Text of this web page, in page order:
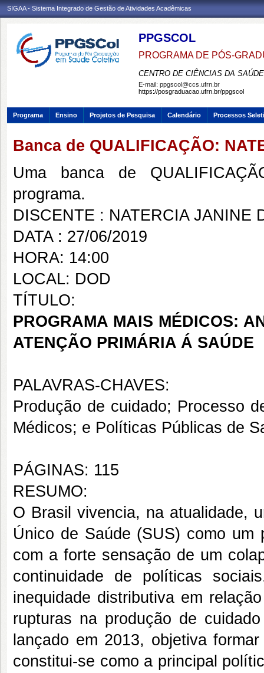
SIGAA - Sistema Integrado de Gestão de Atividades Acadêmicas
PPGSCOL
PROGRAMA DE PÓS-
CENTRO DE CIÊNCIAS DA SAÚDE
E-mail: ppgscol@ccs.ufrn.br
https://posgraduacao.ufrn.br/ppgscol
Programa Ensino Projetos de Pesquisa Calendário Processos
Banca de QUALIFICAÇÃO:
Uma banca de
programa.
DISCENTE : NATERCIA JANINE
DATA : 27/06/2019
HORA: 14:00
LOCAL: DOD
TÍTULO:
PROGRAMA MAIS MÉDICOS:
ATENÇÃO PRIMÁRIA Á SAÚDE
PALAVRAS-CHAVES:
Produção de cuidado; Processo
Médicos; e Políticas Públicas de
PÁGINAS: 115
RESUMO:
O Brasil vivencia, na atualidade,
Único de Saúde (SUS) como
com a forte sensação de um
continuidade de políticas
inequidade distributiva em
rupturas na produção de
lançado em 2013, objetiva
constitui-se como a principal